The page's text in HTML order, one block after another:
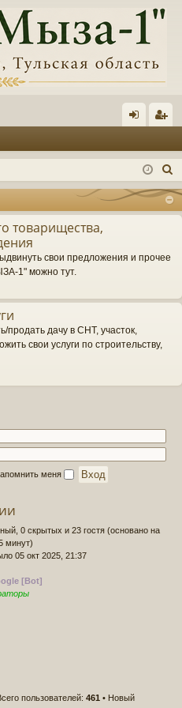
д ис
ац
товарищества,
свои предложения и прочее
1" можно тут.
продать дачу в СНТ, участок,
свои услуги по строительству,
меня
0 скрытых и 23 гостя (основано на
минут)
05 окт 2025, 21:37
[Bot]
пользователей: 461 • Новый